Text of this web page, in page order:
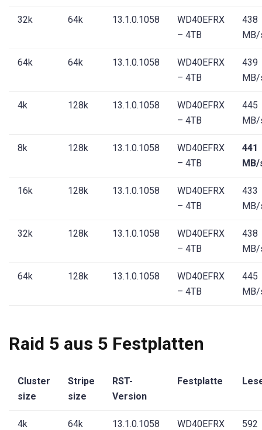
32k 64k 13.1.0.1058
WD40EFRX
– 4TB
438
64k 64k 13.1.0.1058
WD40EFRX
– 4TB
439
4k 128k 13.1.0.1058
WD40EFRX
– 4TB
445
8k 128k 13.1.0.1058
WD40EFRX
– 4TB
441
16k 128k 13.1.0.1058
WD40EFRX
– 4TB
433
32k 128k 13.1.0.1058
WD40EFRX
– 4TB
438
64k 128k 13.1.0.1058
WD40EFRX
– 4TB
445
Raid 5 aus 5 Festplatten
Cluster
size
Stripe
size
RST-
Version
Festplatte
4k 64k 13.1.0.1058
WD40EFRX
592